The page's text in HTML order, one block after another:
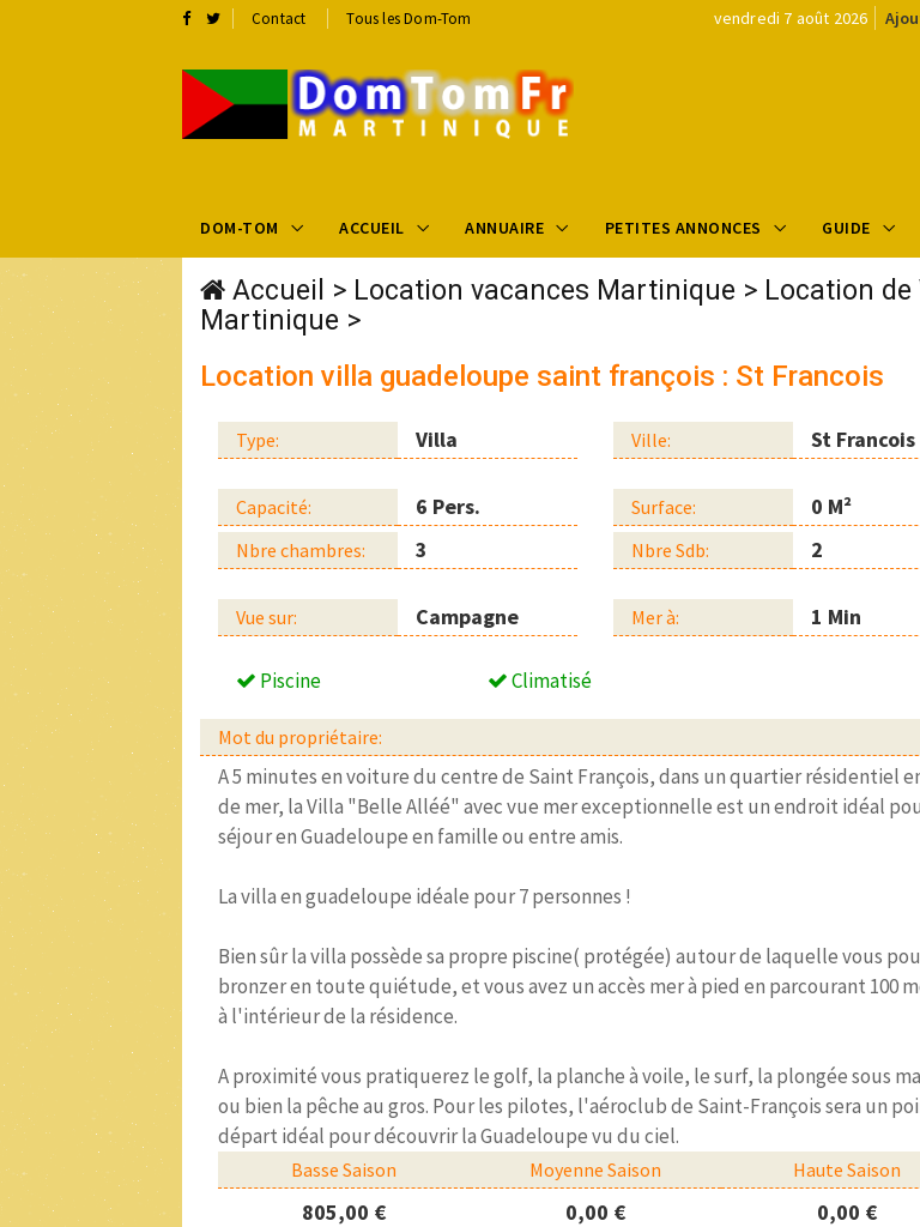
Contact Tous les Dom-Tom vendredi 7 août 2026
DOM-TOM ACCUEIL ANNUAIRE PETITES ANNONCES GUIDE
Accueil > Location vacances Martinique > Location de
Martinique >
Location villa guadeloupe saint françois : St Francois
Type: Villa Ville: St Francois
Capacité: 6 Pers. Surface: 0 M²
Nbre chambres: 3 Nbre Sdb: 2
Vue sur: Campagne Mer à: 1 Min
Piscine Climatisé
Mot du propriétaire:
A 5 minutes en voiture du centre de Saint François, dans un quartier résidentiel
de mer, la Villa "Belle Alléé" avec vue mer exceptionnelle est un endroit idéal
séjour en Guadeloupe en famille ou entre amis.
La villa en guadeloupe idéale pour 7 personnes !
Bien sûr la villa possède sa propre piscine( protégée) autour de laquelle vous
bronzer en toute quiétude, et vous avez un accès mer à pied en parcourant 100
à l'intérieur de la résidence.
A proximité vous pratiquerez le golf, la planche à voile, le surf, la plongée sous
ou bien la pêche au gros. Pour les pilotes, l'aéroclub de Saint-François sera un
départ idéal pour découvrir la Guadeloupe vu du ciel.
Basse Saison Moyenne Saison Haute Saison
805,00 € 0,00 € 0,00 €